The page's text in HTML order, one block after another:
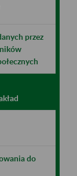
przez
do